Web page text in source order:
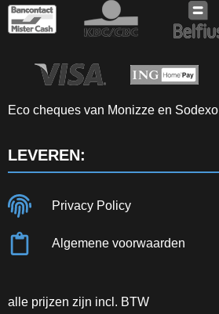
Eco cheques van Monizze en Sodexo
LEVEREN:
Privacy Policy
Algemene voorwaarden
alle prijzen zijn incl. BTW